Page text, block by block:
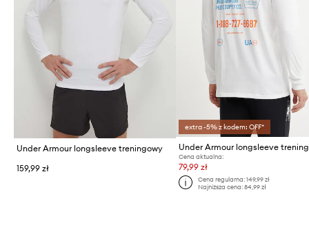
Under Armour longsleeve treningowy
159,99 zł
extra -5% z kodem: OFF*
Cena aktualna:
79,99 zł
Cena regularna: 149,99 zł
Najniższa cena: 84,99 zł